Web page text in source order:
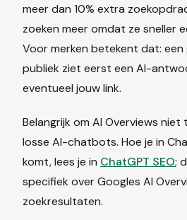
meer dan 10% extra
zoeken meer omdat ze sneller
Voor merken betekent dat: een
publiek ziet eerst een AI-
eventueel jouw link.
Belangrijk om AI Overviews
losse AI-chatbots. Hoe je in
komt, lees je in ChatGPT SEO;
specifiek over Googles AI
zoekresultaten.